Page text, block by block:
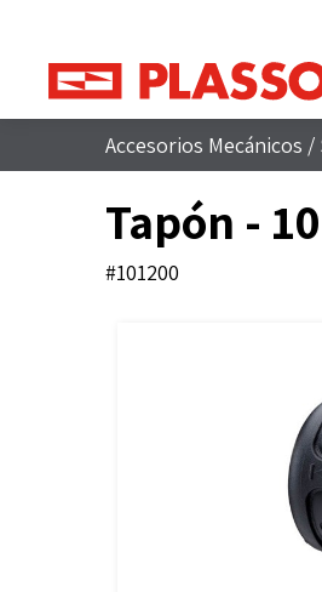
Accesorios Mecánicos /
Tapón -
#101200